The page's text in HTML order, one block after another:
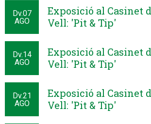
Dv.07
AGO
Exposició al Casinet
Vell: 'Pit & Tip'
Dv.14
AGO
Exposició al Casinet
Vell: 'Pit & Tip'
Dv.21
AGO
Exposició al Casinet
Vell: 'Pit & Tip'